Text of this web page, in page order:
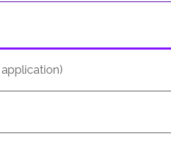
application)